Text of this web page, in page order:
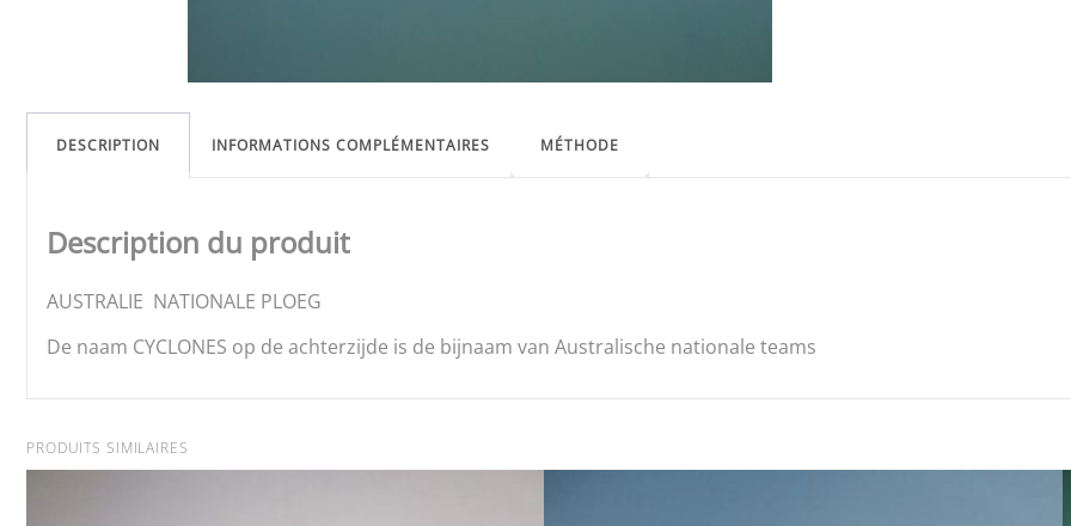
DESCRIPTION INFORMATIONS COMPLÉMENTAIRES MÉTHODE
Description du produit
AUSTRALIE NATIONALE PLOEG
De naam CYCLONES op de achterzijde is de bijnaam van Australische nationale teams
PRODUITS SIMILAIRES